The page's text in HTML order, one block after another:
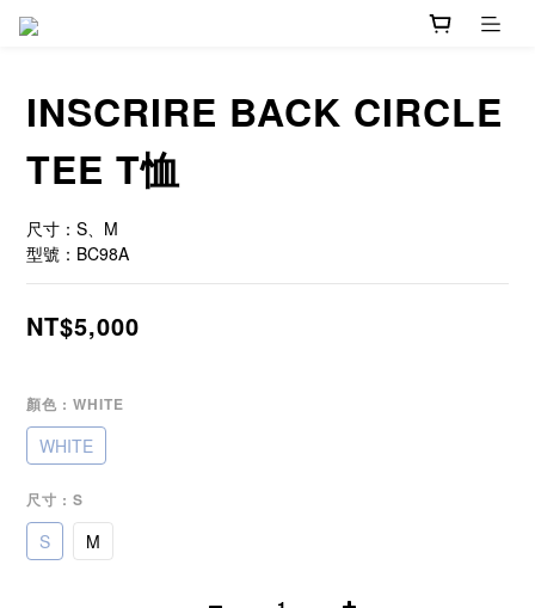
INSCRIRE BACK CIRCLE
TEE T恤
尺寸：S、M
型號：BC98A
NT$5,000
顏色 : WHITE
WHITE
尺寸 : S
S M